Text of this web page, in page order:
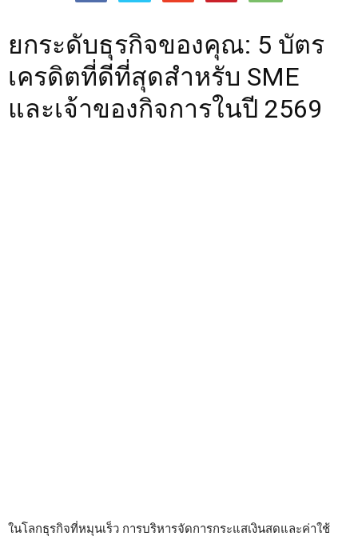
ยกระดับธุรกิจของคุณ: 5 บัตร
เครดิตที่ดีที่สุดสำหรับ SME
และเจ้าของกิจการในปี 2569
ในโลกธุรกิจที่หมุนเร็ว การบริหารจัดการกระแสเงินสดและค่าใช้